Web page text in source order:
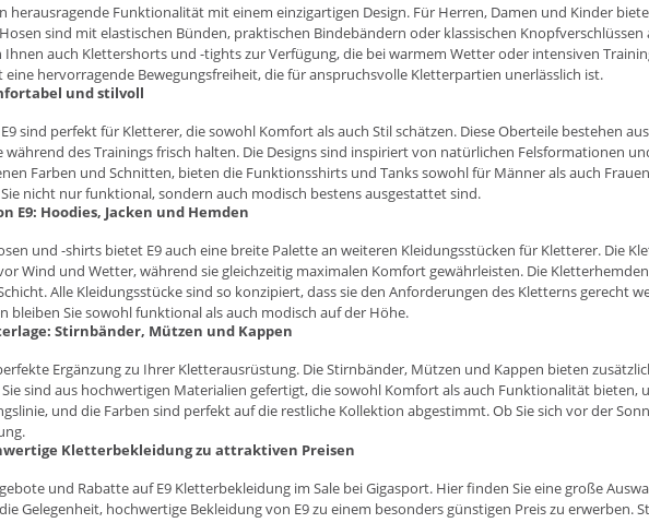
herausragende Funktionalität mit einem einzigartigen Design. Für Herren, Damen und Kinder
sind mit elastischen Bünden, praktischen Bindebändern oder klassischen
Ihnen auch Klettershorts und -tights zur Verfügung, die bei warmem Wetter oder intensiven
hervorragende Bewegungsfreiheit, die für anspruchsvolle Kletterpartien unerlässlich ist.
und stilvoll
sind perfekt für Kletterer, die sowohl Komfort als auch Stil schätzen. Diese Oberteile bestehen
des Trainings frisch halten. Die Designs sind inspiriert von natürlichen Felsformationen
Farben und Schnitten, bieten die Funktionsshirts und Tanks sowohl für Männer als auch
nicht nur funktional, sondern auch modisch bestens ausgestattet sind.
Hoodies, Jacken und Hemden
und -shirts bietet E9 auch eine breite Palette an weiteren Kleidungsstücken für Kletterer. Die
Wind und Wetter, während sie gleichzeitig maximalen Komfort gewährleisten. Die
Alle Kleidungsstücke sind so konzipiert, dass sie den Anforderungen des Kletterns gerecht
bleiben Sie sowohl funktional als auch modisch auf der Höhe.
Stirnbänder, Mützen und Kappen
Ergänzung zu Ihrer Kletterausrüstung. Die Stirnbänder, Mützen und Kappen bieten
sind aus hochwertigen Materialien gefertigt, die sowohl Komfort als auch Funktionalität bieten,
und die Farben sind perfekt auf die restliche Kollektion abgestimmt. Ob Sie sich vor der
Kletterbekleidung zu attraktiven Preisen
und Rabatte auf E9 Kletterbekleidung im Sale bei Gigasport. Hier finden Sie eine große
Gelegenheit, hochwertige Bekleidung von E9 zu einem besonders günstigen Preis zu erwerben.